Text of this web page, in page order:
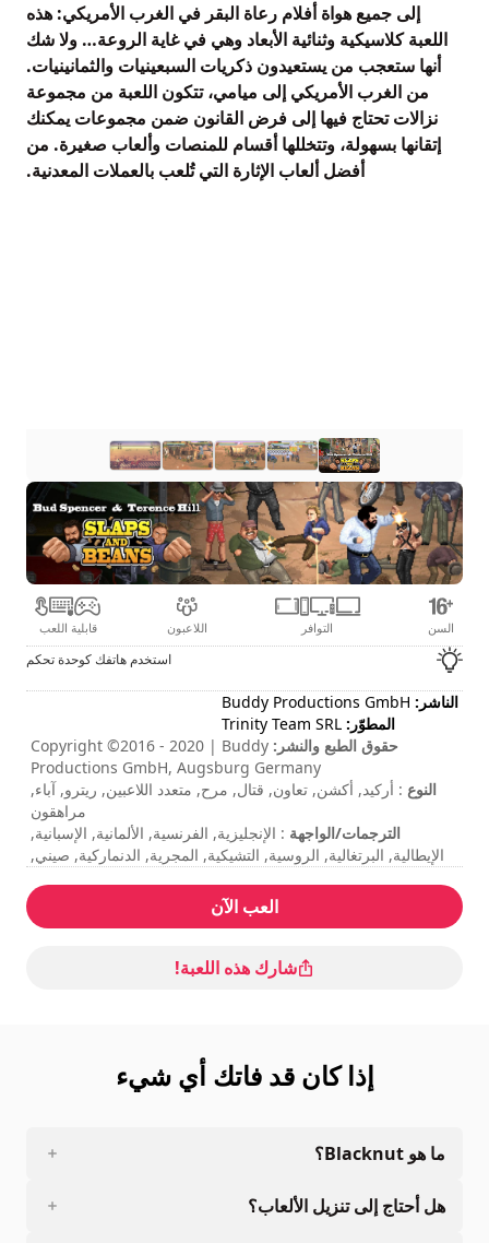
إلى جميع هواة أفلام رعاة البقر في الغرب الأمريكي: هذه
اللعبة كلاسيكية وثنائية الأبعاد وهي في غاية الروعة… ولا شك
أنها ستعجب من يستعيدون ذكريات السبعينيات والثمانينيات.
من الغرب الأمريكي إلى ميامي، تتكون اللعبة من مجموعة
نزالات تحتاج فيها إلى فرض القانون ضمن مجموعات يمكنك
إتقانها بسهولة، وتتخللها أقسام للمنصات وألعاب صغيرة. من
أفضل ألعاب الإثارة التي تُلعب بالعملات المعدنية.
السن التوافر اللاعبون قابلية اللعب
استخدم هاتفك كوحدة تحكم
الناشر: Buddy Productions GmbH
المطوّر: Trinity Team SRL
حقوق الطبع والنشر: Copyright ©2016 - 2020 | Buddy
Productions GmbH, Augsburg Germany
النوع : أركيد, أكشن, تعاون, قتال, مرح, متعدد اللاعبين, ريترو, آباء,
مراهقون
الترجمات/الواجهة : الإنجليزية, الفرنسية, الألمانية, الإسبانية,
الإيطالية, البرتغالية, الروسية, التشيكية, المجرية, الدنماركية, صيني,
وضع لاعبين متعددين: محلي, التعاون, لاعبان اثنان
العب الآن
شارك هذه اللعبة!
إذا كان قد فاتك أي شيء
ما هو Blacknut؟
هل أحتاج إلى تنزيل الألعاب؟